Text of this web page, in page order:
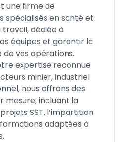
une firme de
spécialisés en santé et
travail, dédiée à
équipes et garantir la
vos opérations.
expertise reconnue
minier, industriel
nous offrons des
mesure, incluant la
SST, l’impartition
formations adaptées à